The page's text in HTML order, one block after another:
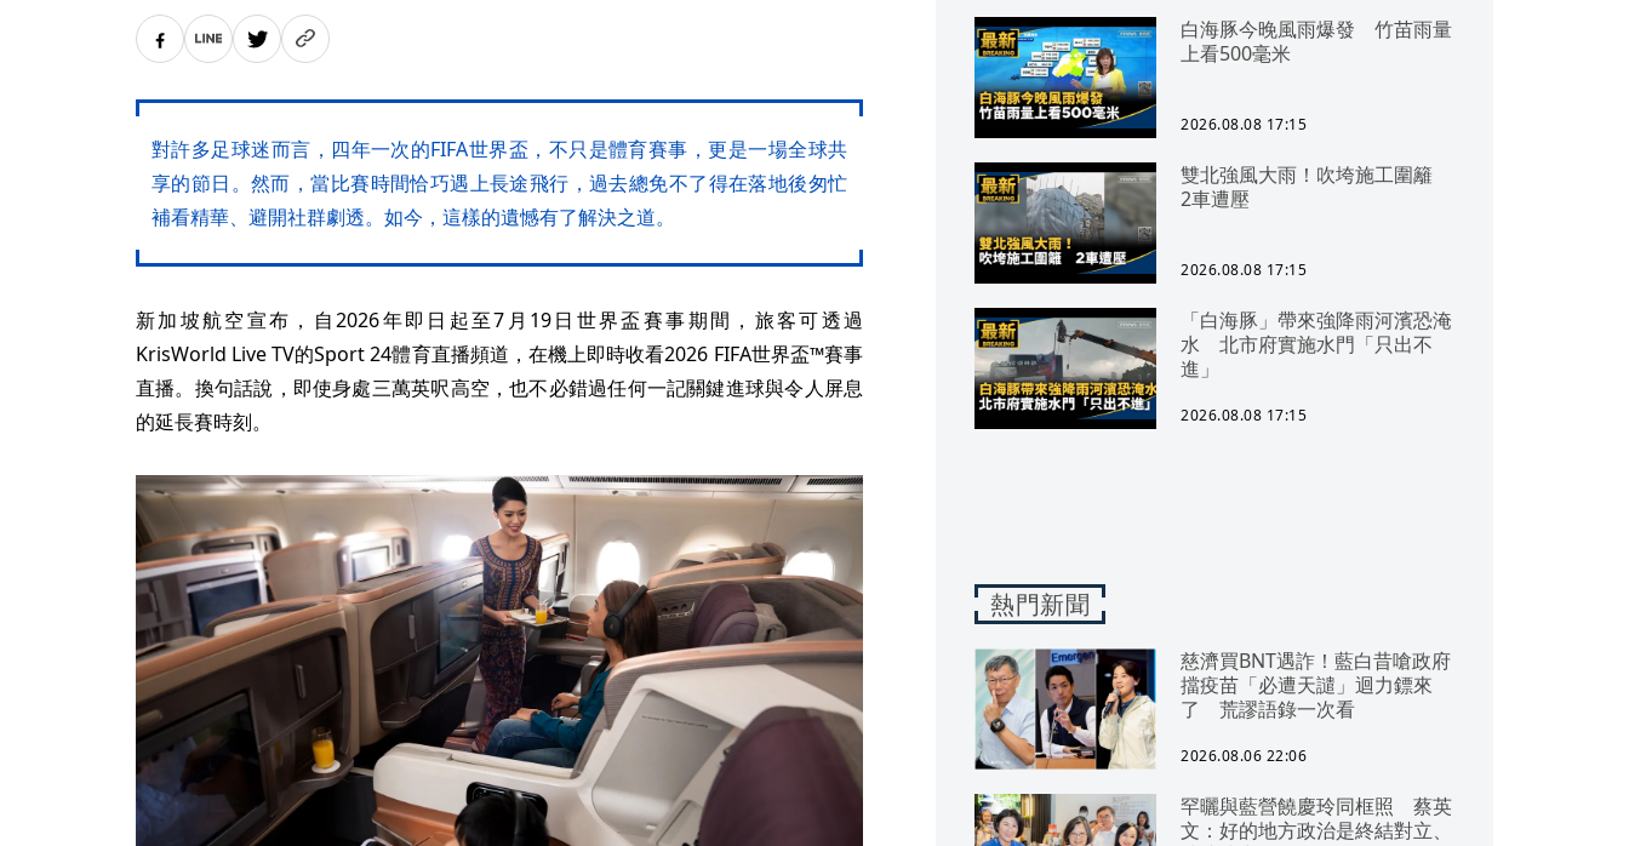
對許多足球迷而言，四年一次的FIFA世界盃，不只是體育賽事，更是一場全球共
享的節日。然而，當比賽時間恰巧遇上長途飛行，過去總免不了得在落地後匆忙
補看精華、避開社群劇透。如今，這樣的遺憾有了解決之道。
新加坡航空宣布，自2026年即日起至7月19日世界盃賽事期間，旅客可透過
KrisWorld Live TV的Sport 24體育直播頻道，在機上即時收看2026 FIFA世界盃™賽事
直播。換句話說，即使身處三萬英呎高空，也不必錯過任何一記關鍵進球與令人屏息
的延長賽時刻。
白海豚今晚風雨爆發 竹苗雨量
上看500毫米
2026.08.08 17:15
雙北強風大雨！吹垮施工圍籬
2車遭壓
2026.08.08 17:15
「白海豚」帶來強降雨河濱恐淹
水 北市府實施水門「只出不
進」
2026.08.08 17:15
熱門新聞
慈濟買BNT遇詐！藍白昔嗆政府
擋疫苗「必遭天譴」迴力鏢來
了 荒謬語錄一次看
2026.08.06 22:06
罕曬與藍營饒慶玲同框照 蔡英
文：好的地方政治是終結對立、